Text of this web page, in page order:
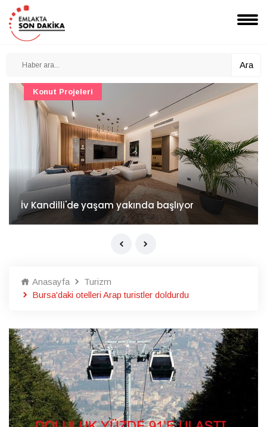
Ara
İv Kandilli'de yaşam yakında başlıyor
Konut Projeleri
Anasayfa
Turizm
Bursa'daki otelleri Arap turistler doldurdu